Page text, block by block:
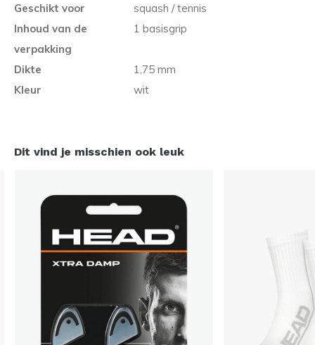
Geschikt voor
squash / tennis
Inhoud van de
verpakking
1 basisgrip
Dikte
1,75 mm
Kleur
wit
Dit vind je misschien ook leuk